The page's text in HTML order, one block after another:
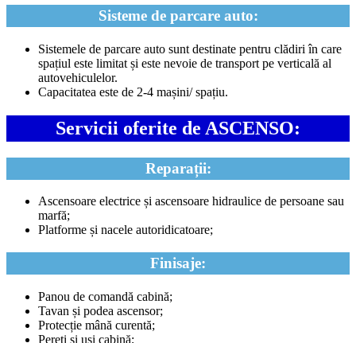
Sisteme de parcare auto:
Sistemele de parcare auto sunt destinate pentru clădiri în care
spațiul este limitat și este nevoie de transport pe verticală al
autovehiculelor.
Capacitatea este de 2-4 mașini/ spațiu.
Servicii oferite de ASCENSO:
Reparații:
Ascensoare electrice și ascensoare hidraulice de persoane sau
marfă;
Platforme și nacele autoridicatoare;
Finisaje:
Panou de comandă cabină;
Tavan și podea ascensor;
Protecție mână curentă;
Pereți și uși cabină;